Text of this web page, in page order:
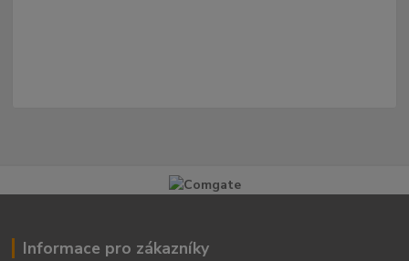
Informace pro zákazníky